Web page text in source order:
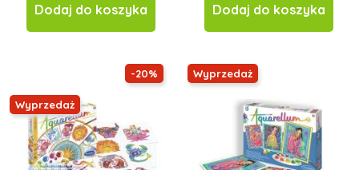
Dodaj do koszyka Dodaj do koszyka
-20%
Wyprzedaż
Wyprzedaż